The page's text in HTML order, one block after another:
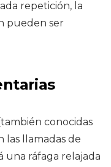
repetición, la
pueden ser
conocidas
las llamadas de
una ráfaga relajada